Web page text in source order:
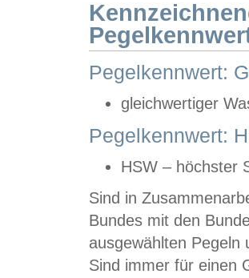
Pegelkennwert:
gleichwertiger
Pegelkennwert:
HSW – höchster
Sind in
Bundes mit den
ausgewählten
Sind immer für einen